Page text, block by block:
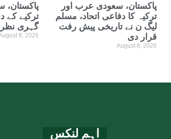
پاکستان،
ترکیے کے
گہری
8, 2026
پاکستان، سعودی عرب اور
ترکیہ کا دفاعی اتحاد، مسلم
لیگ ن نے تاریخی پیش رفت
قرار دی
August 8, 2026
اہم لنکس